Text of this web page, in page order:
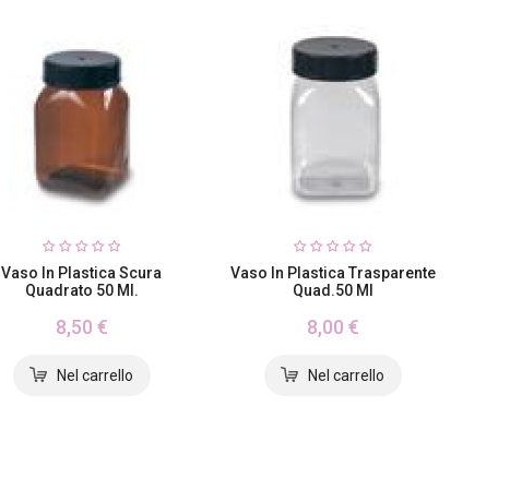
Vaso In Plastica Scura
Quadrato 50 Ml.
8,50 €
Vaso In Plastica Trasparente
Quad.50 Ml
8,00 €